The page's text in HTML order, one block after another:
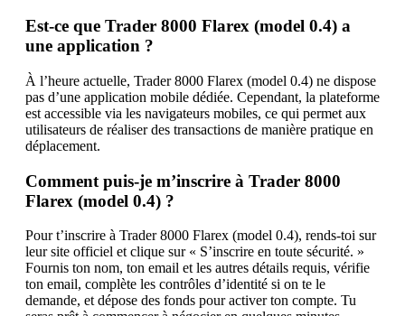
Est-ce que Trader 8000 Flarex (model 0.4) a
une application ?
À l’heure actuelle, Trader 8000 Flarex (model 0.4) ne dispose
pas d’une application mobile dédiée. Cependant, la plateforme
est accessible via les navigateurs mobiles, ce qui permet aux
utilisateurs de réaliser des transactions de manière pratique en
déplacement.
Comment puis-je m’inscrire à Trader 8000
Flarex (model 0.4) ?
Pour t’inscrire à Trader 8000 Flarex (model 0.4), rends-toi sur
leur site officiel et clique sur « S’inscrire en toute sécurité. »
Fournis ton nom, ton email et les autres détails requis, vérifie
ton email, complète les contrôles d’identité si on te le
demande, et dépose des fonds pour activer ton compte. Tu